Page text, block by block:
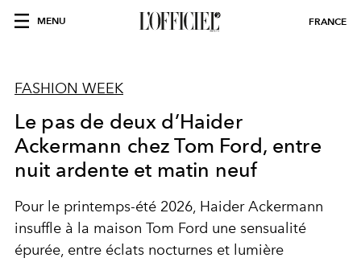
MENU FRANCE
FASHION WEEK
Le pas de deux d’Haider
Ackermann chez Tom Ford, entre
nuit ardente et matin neuf
Pour le printemps-été 2026, Haider Ackermann
insuffle à la maison Tom Ford une sensualité
épurée, entre éclats nocturnes et lumière